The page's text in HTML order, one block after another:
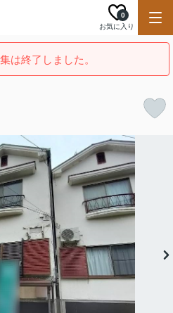
お気に入り
0
は終了しました。